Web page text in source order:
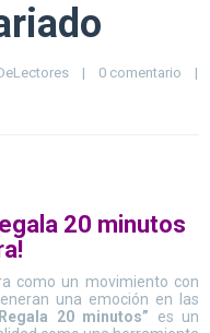
| 0 comentario
|
20 minutos
como un movimiento con
una emoción en las
20 minutos” es un